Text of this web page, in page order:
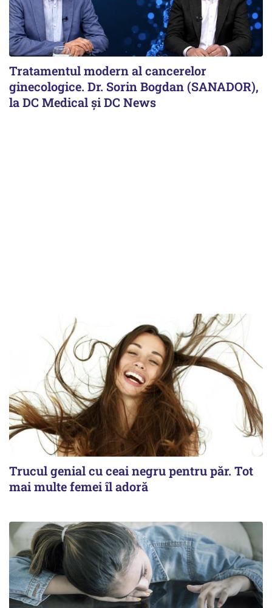
Tratamentul modern al cancerelor
ginecologice. Dr. Sorin Bogdan (SANADOR),
la DC Medical și DC News
Trucul genial cu ceai negru pentru păr. Tot
mai multe femei îl adoră